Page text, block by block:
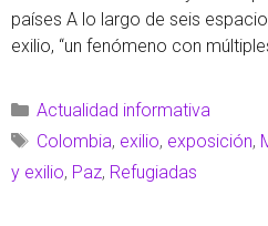
países A lo largo de seis
exilio, “un fenómeno con
Actualidad informativa
Colombia, exilio, exposición,
y exilio, Paz, Refugiadas